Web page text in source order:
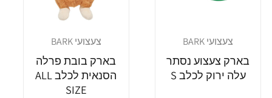
מוֹכֵר:צעצועי BARK
בארק צעצוע נסתר
עלה ירוק לכלב S
מוֹכֵר:צעצועי BARK
בארק בובת פרלה
הסנאית לכלב ALL
SIZE